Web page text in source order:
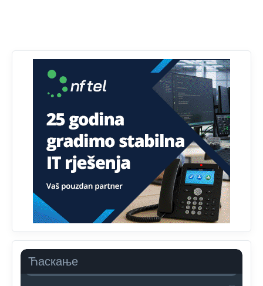
Ћаскање
Анонимно2807895 12:18
Drzi pod kontrolom tri stvari jezik,karakter i
ponasanje...Uzivotu brani tri stvari:cast,prijatelja i
slabije.Iz zivota iskljuci tri stvari uvredu,neznanje i
dok si ziv gaji tri stvari dobrotu,pamet i
prijateljstvo!!
Анонимно2806721 12:39
791 BiH nije priznala Kosovo kao nezavisnu državu jer
genocidna tvorevina pravi smetnju a recimo Srbija je
davnopriznala.Na svakom proizvodu iz Srbije stoji -
uvoznik za Kosovo
Анонимно2806721
12:45
da brani? A imamo vojsku Kosova kojoj želimo svako
dobro i da se što bolje opreme